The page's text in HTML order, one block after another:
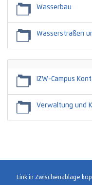
Wasserbau
Wasserstraßen
Titel
IZW-Campus
Verwaltung und
Link in Zwischenablage